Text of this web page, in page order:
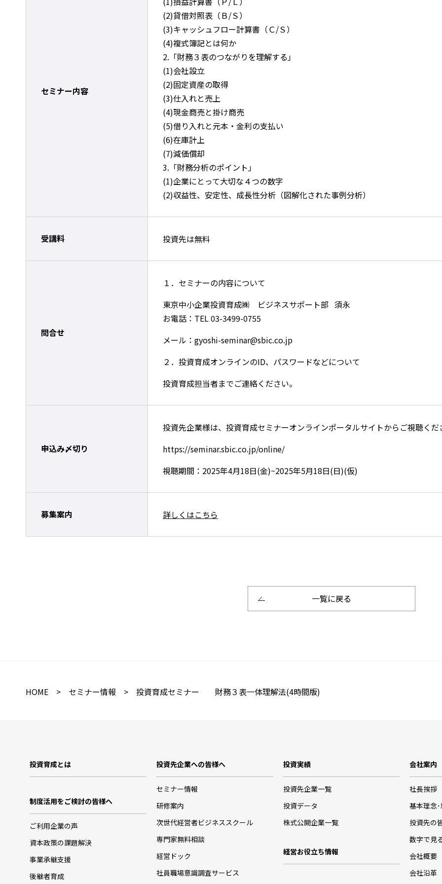
セミナー内容
(2)貸借対照表（Ｂ/Ｓ）
(3)キャッシュフロー計算書（Ｃ/Ｓ）
(4)複式簿記とは何か
2.「財務３表のつながりを理解する」
(1)会社設立
(2)固定資産の取得
(3)仕入れと売上
(4)現金商売と掛け商売
(5)借り入れと元本・金利の支払い
(6)在庫計上
(7)減価償却
3.「財務分析のポイント」
(1)企業にとって大切な４つの数字
(2)収益性、安定性、成長性分析（図解化された事例分析）
受講料 投資先は無料
問合せ
１．セミナーの内容について
東京中小企業投資育成㈱ ビジネスサポート部 須永
お電話：TEL 03-3499-0755
メール：gyoshi-seminar@sbic.co.jp
２．投資育成オンラインのID、パスワードなどについて
投資育成担当者までご連絡ください。
申込み〆切り
投資先企業様は、投資育成セミナーオンラインポータルサイトからご視聴くだ
https://seminar.sbic.co.jp/online/
視聴期間：2025年4月18日(金)~2025年5月18日(日)(仮)
募集案内 詳しくはこちら
一覧に戻る
HOME > セミナー情報 > 投資育成セミナー 財務３表一体理解法(4時間版)
投資育成とは
制度活用をご検討の皆様へ
ご利用企業の声
資本政策の課題解決
事業承継支援
後継者育成
投資先企業への皆様へ
セミナー情報
研修案内
次世代経営者ビジネススクール
専門家無料相談
経営ドック
社員職場意識調査サービス
投資実績
投資先企業一覧
投資データ
株式公開企業一覧
経営お役立ち情報
会社案内
社長挨拶
基本理念
投資先の
数字で見
会社概要
会社沿革